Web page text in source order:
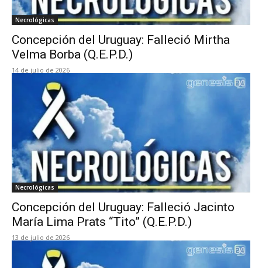
Necrológicas
Concepción del Uruguay: Falleció Mirtha
Velma Borba (Q.E.P.D.)
14 de julio de 2026
Necrológicas
Concepción del Uruguay: Falleció Jacinto
María Lima Prats “Tito” (Q.E.P.D.)
13 de julio de 2026